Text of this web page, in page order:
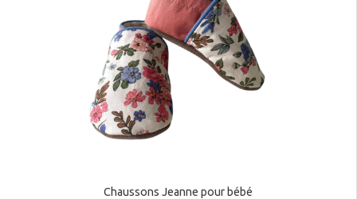
Chaussons Jeanne pour bébé